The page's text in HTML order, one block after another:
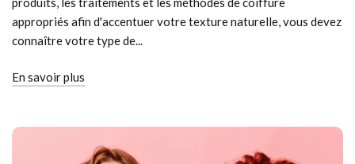
appropriés afin d'accentuer votre texture naturelle, vous devez
connaître votre type de...
En savoir plus